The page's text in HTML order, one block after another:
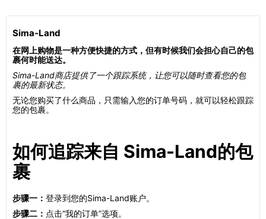
Sima-Land
在网上购物是一种方便快捷的方式，但有时候我们会担心自己的包
裹何时能送达。
Sima-Land商店提供了一个跟踪系统，让您可以随时查看您的包
裹的最新状态。
无论您购买了什么商品，只需输入您的订单号码，就可以轻松跟踪
您的包裹。
如何追踪来自 Sima-Land的包
裹
步骤一： 登录到您的Simа-Lаnd账户。
步骤二： 点击“我的订单”选项。